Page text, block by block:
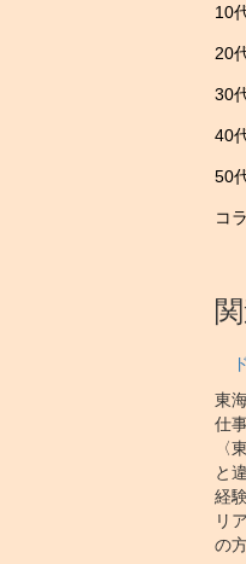
10
20
30
40
50
コ
東
仕
〈
と
経
リ
の